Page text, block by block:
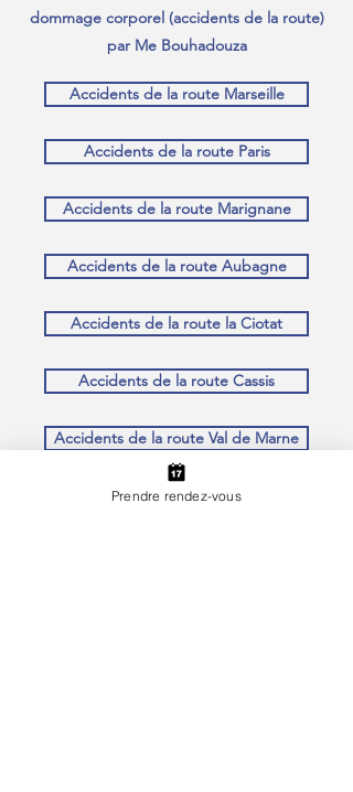
dommage corporel (accidents de la route)
par Me Bouhadouza
Accidents de la route Marseille
Accidents de la route Paris
Accidents de la route Marignane
Accidents de la route Aubagne
Accidents de la route la Ciotat
Accidents de la route Cassis
Accidents de la route Val de Marne
Accidents de la route Seine Saint Denis
Prendre rendez-vous